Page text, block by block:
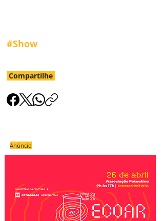
#Show
Compartilhe
Anúncio